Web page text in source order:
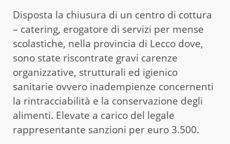
Disposta la chiusura di un centro di cottura
– catering, erogatore di servizi per mense
scolastiche, nella provincia di Lecco dove,
sono state riscontrate gravi carenze
organizzative, strutturali ed igienico
sanitarie ovvero inadempienze concernenti
la rintracciabilità e la conservazione degli
alimenti. Elevate a carico del legale
rappresentante sanzioni per euro 3.500.